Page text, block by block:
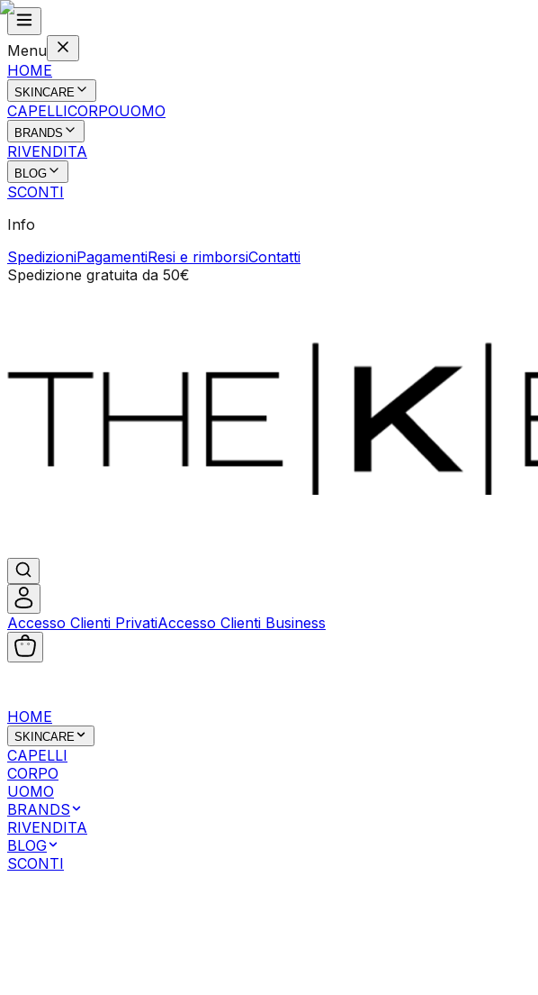
Menu
HOME
SKINCARE
CAPELLICORPOUOMO
BRANDS
RIVENDITA
BLOG
SCONTI
Info
SpedizioniPagamentiResi e rimborsiContatti
Spedizione gratuita da 50€
Accesso Clienti PrivatiAccesso Clienti Business
HOME
SKINCARE
CAPELLI
CORPO
UOMO
BRANDS
RIVENDITA
BLOG
SCONTI